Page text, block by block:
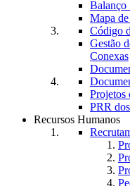
Balanço
Mapa de
Código
Gestão
Conexas
Projetos
PRR
Recursos Humanos